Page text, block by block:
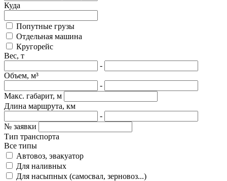
Куда
Попутные грузы
Отдельная машина
Кругорейс
Вес, т
-
Объем, м³
-
Макс. габарит, м
Длина маршрута, км
-
№ заявки
Тип транспорта
Все типы
Автовоз, эвакуатор
Для наливных
Для насыпных (самосвал, зерновоз...)